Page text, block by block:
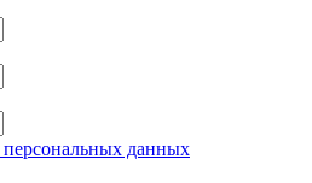
персональных данных